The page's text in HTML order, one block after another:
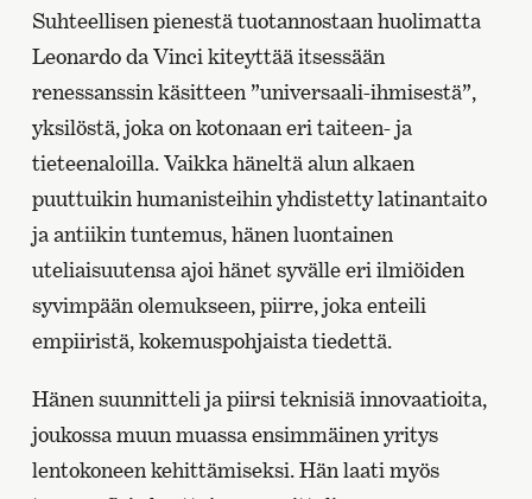
Suhteellisen pienestä tuotannostaan huolimatta
Leonardo da Vinci kiteyttää itsessään
renessanssin käsitteen ”universaali-ihmisestä”,
yksilöstä, joka on kotonaan eri taiteen- ja
tieteenaloilla. Vaikka häneltä alun alkaen
puuttuikin humanisteihin yhdistetty latinantaito
ja antiikin tuntemus, hänen luontainen
uteliaisuutensa ajoi hänet syvälle eri ilmiöiden
syvimpään olemukseen, piirre, joka enteili
empiiristä, kokemuspohjaista tiedettä.
Hänen suunnitteli ja piirsi teknisiä innovaatioita,
joukossa muun muassa ensimmäinen yritys
lentokoneen kehittämiseksi. Hän laati myös